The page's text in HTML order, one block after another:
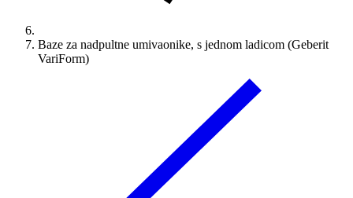
Baze za nadpultne umivaonike, s jednom ladicom (Geberit
VariForm)